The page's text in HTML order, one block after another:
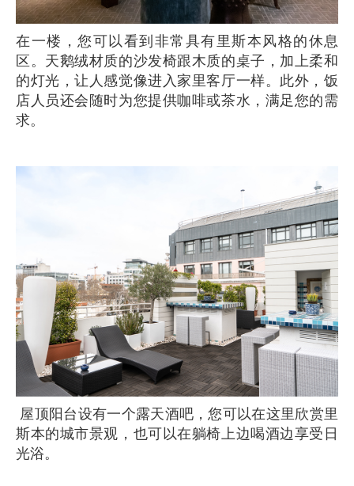
在一楼，您可以看到非常具有里斯本风格的休息
区。天鹅绒材质的沙发椅跟木质的桌子，加上柔和
的灯光，让人感觉像进入家里客厅一样。此外，饭
店人员还会随时为您提供咖啡或茶水，满足您的需
求。
屋顶阳台设有一个露天酒吧，您可以在这里欣赏里
斯本的城市景观，也可以在躺椅上边喝酒边享受日
光浴。